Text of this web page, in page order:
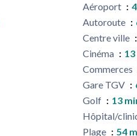
Aéroport
Autoroute
Centre ville
Cinéma
Commerces
Gare TGV
Golf
13
Hôpital/
Plage
54